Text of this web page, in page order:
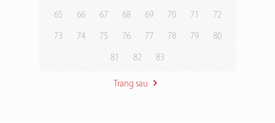
65 66 67 68 69 70 71 72
73 74 75 76 77 78 79 80
81 82 83
Trang sau